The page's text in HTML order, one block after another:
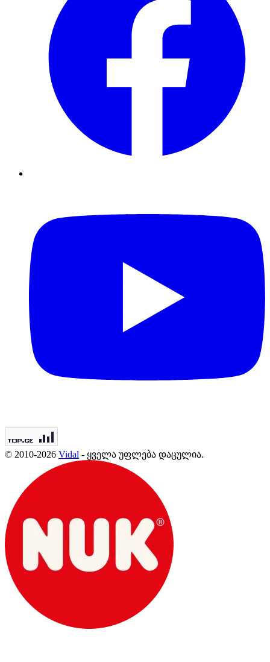
© 2010-2026 Vidal - ყველა უფლება დაცულია.